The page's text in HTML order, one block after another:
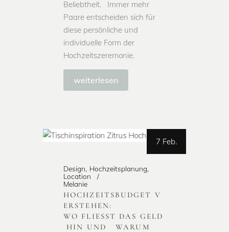
Beliebtheit. Immer mehr
Paare entscheiden sich für
diese persönliche und
individuelle Form der
Hochzeitszeremonie.
weiterlesen
7 Feb.
Design Hochzeitsplanung
Location
Melanie
HOCHZEITSBUDGET V
ERSTEHEN:
WO FLIESST DAS GELD
HIN UND WARUM Q